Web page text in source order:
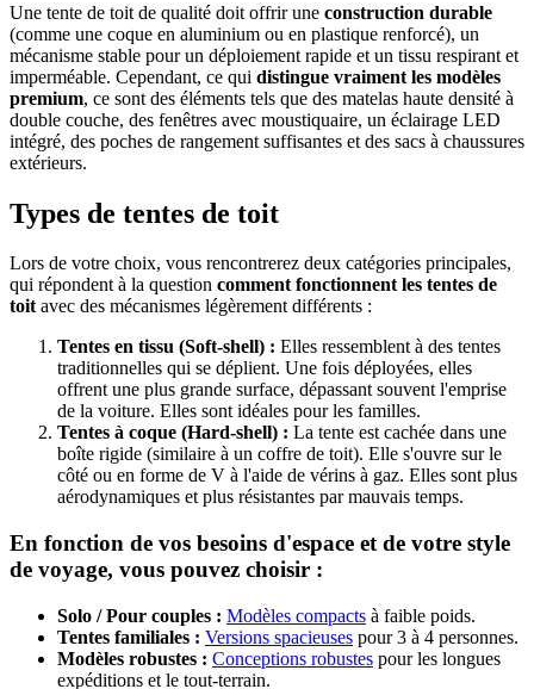
Une tente de toit de qualité doit offrir une construction durable
(comme une coque en aluminium ou en plastique renforcé), un
mécanisme stable pour un déploiement rapide et un tissu respirant et
imperméable. Cependant, ce qui distingue vraiment les modèles
premium, ce sont des éléments tels que des matelas haute densité à
double couche, des fenêtres avec moustiquaire, un éclairage LED
intégré, des poches de rangement suffisantes et des sacs à chaussures
extérieurs.
Types de tentes de toit
Lors de votre choix, vous rencontrerez deux catégories principales,
qui répondent à la question comment fonctionnent les tentes de
toitavec des mécanismes légèrement différents :
Tentes en tissu (Soft-shell) : Elles ressemblent à des tentes
traditionnelles qui se déplient. Une fois déployées, elles
offrent une plus grande surface, dépassant souvent l'emprise
de la voiture. Elles sont idéales pour les familles.
Tentes à coque (Hard-shell) : La tente est cachée dans une
boîte rigide (similaire à un coffre de toit). Elle s'ouvre sur le
côté ou en forme de V à l'aide de vérins à gaz. Elles sont plus
aérodynamiques et plus résistantes par mauvais temps.
En fonction de vos besoins d'espace et de votre style
de voyage, vous pouvez choisir :
Solo / Pour couples : Modèles compacts à faible poids.
Tentes familiales : Versions spacieuses pour 3 à 4 personnes.
Modèles robustes : Conceptions robustes pour les longues
expéditions et le tout-terrain.